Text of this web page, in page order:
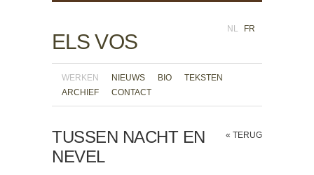
NL FR
ELS VOS
WERKEN NIEUWS BIO
TEKSTEN
ARCHIEF
CONTACT
« TERUG
TUSSEN NACHT EN
NEVEL